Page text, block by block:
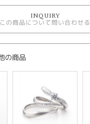
テイスト
INQUIRY
この商品について問い合わせる
の商品